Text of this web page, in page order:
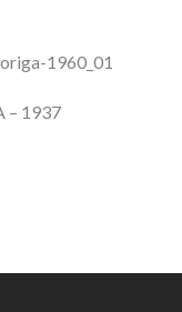
1960_01
– 1937